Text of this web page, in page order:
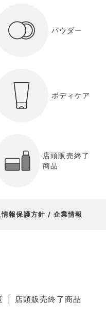
パウダー
ボディケア
店頭販売終了
商品
情報保護方針 企業情報
店頭販売終了商品